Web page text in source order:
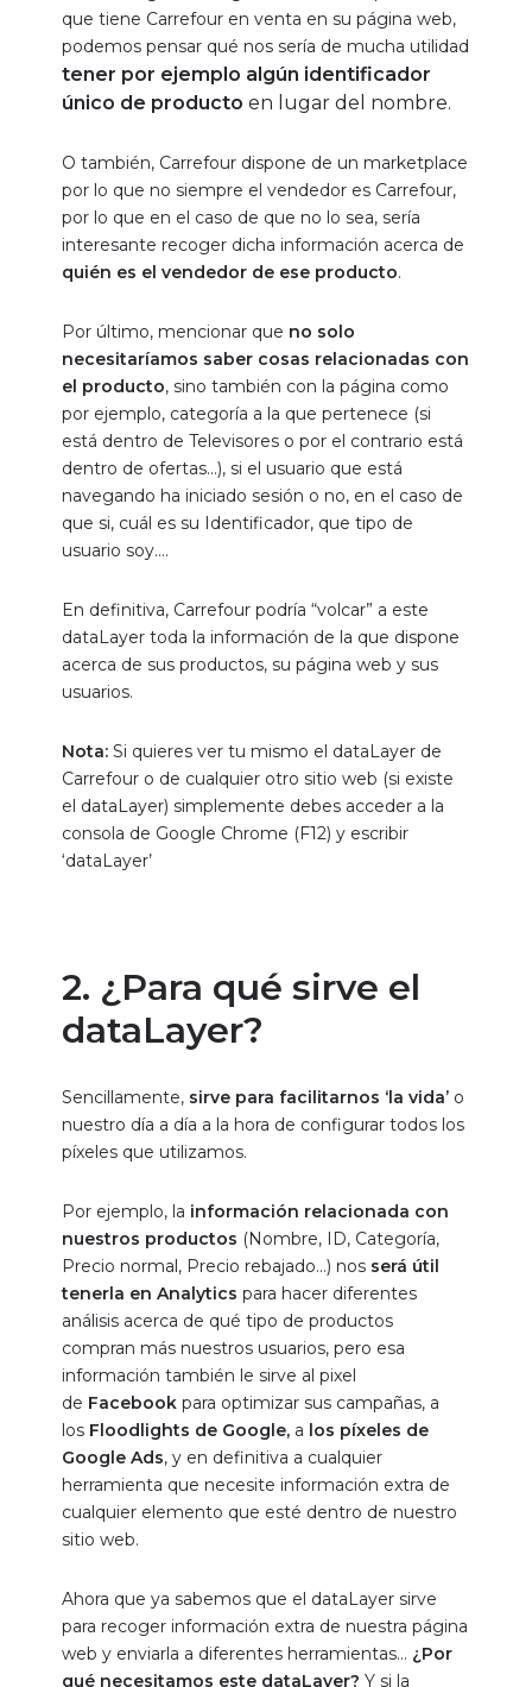
que tiene Carrefour en venta en su página web,
podemos pensar qué nos sería de mucha utilidad
tener por ejemplo algún identificador
único de producto en lugar del nombre.
O también, Carrefour dispone de un marketplace
por lo que no siempre el vendedor es Carrefour,
por lo que en el caso de que no lo sea, sería
interesante recoger dicha información acerca de
quién es el vendedor de ese producto.
Por último, mencionar que no solo
necesitaríamos saber cosas relacionadas con
el producto, sino también con la página como
por ejemplo, categoría a la que pertenece (si
está dentro de Televisores o por el contrario está
dentro de ofertas…), si el usuario que está
navegando ha iniciado sesión o no, en el caso de
que si, cuál es su Identificador, que tipo de
usuario soy….
En definitiva, Carrefour podría “volcar” a este
dataLayer toda la información de la que dispone
acerca de sus productos, su página web y sus
usuarios.
Nota:Si quieres ver tu mismo el dataLayer de
Carrefour o de cualquier otro sitio web (si existe
el dataLayer) simplemente debes acceder a la
consola de Google Chrome (F12) y escribir
‘dataLayer’
2. ¿Para qué sirve el
dataLayer?
Sencillamente, sirve para facilitarnos ‘la vida’o
nuestro día a día a la hora de configurar todos los
píxeles que utilizamos.
Por ejemplo, la información relacionada con
nuestros productos (Nombre, ID, Categoría,
Precio normal, Precio rebajado…) nos será útil
tenerla en Analytics para hacer diferentes
análisis acerca de qué tipo de productos
compran más nuestros usuarios, pero esa
información también le sirve al pixel
de Facebookpara optimizar sus campañas, a
los Floodlights de Google, a los píxeles de
Google Ads, y en definitiva a cualquier
herramienta que necesite información extra de
cualquier elemento que esté dentro de nuestro
sitio web.
Ahora que ya sabemos que el dataLayer sirve
para recoger información extra de nuestra página
web y enviarla a diferentes herramientas… ¿Por
qué necesitamos este dataLayer? Y si la